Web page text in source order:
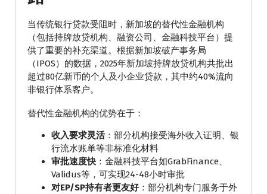
当传统银行贷款受阻时，新加坡的替代性金融机构
（包括持牌放贷机构、融资公司、金融科技平台）提
供了重要的补充渠道。根据新加坡破产事务局
（IPOS）的数据，2025年新加坡持牌放贷机构共批出
超过80亿新币的个人及小企业贷款，其中约40%流向
非银行体系客户。
替代性金融机构的优势在于：
收入要求灵活：部分机构接受海外收入证明、银
行流水账单等非标准化材料
审批速度快 ：金融科技平台如GrabFinance、
Validus等，可实现24-48小时审批
对EP/SP持有者更友好：部分机构专门服务于外